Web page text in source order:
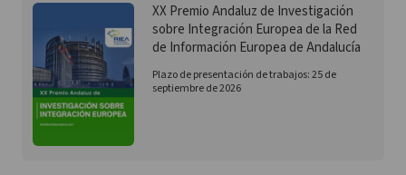
XX Premio Andaluz de Investigación
sobre Integración Europea de la Red
de Información Europea de Andalucía
Plazo de presentación de trabajos: 25 de
septiembre de 2026